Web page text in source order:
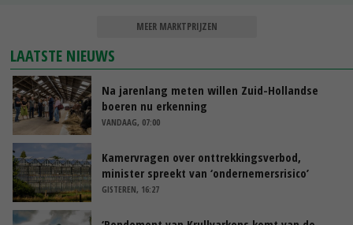
MEER MARKTPRIJZEN
LAATSTE NIEUWS
Na jarenlang meten willen Zuid-Hollandse
boeren nu erkenning
VANDAAG, 07:00
Kamervragen over onttrekkingsverbod,
minister spreekt van ‘ondernemersrisico’
GISTEREN, 16:27